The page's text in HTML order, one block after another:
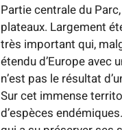
Partie centrale du
plateaux. Largement
très important qui,
étendu d’Europe avec
n’est pas le résultat
Sur cet immense
d’espèces